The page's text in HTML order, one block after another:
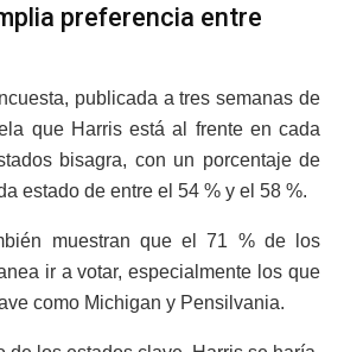
preferencia entre
publicada a tres semanas de
que Harris está al frente en cada
bisagra, con un porcentaje de
estado de entre el 54 % y el 58 %.
muestran que el 71 % de los
ir a votar, especialmente los que
como Michigan y Pensilvania.